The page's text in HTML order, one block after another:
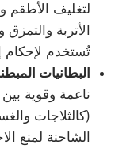
لتغليف الأطقم
الأتربة
تُستخدم لإحكام
البطانيات
ناعمة وقوية بين
(كالثلاجات
الشاحنة لمنع